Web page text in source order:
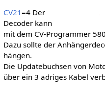
CV21=4 Der
Decoder kann
mit dem CV-Programmer
Dazu sollte der
hängen.
Die Updatebuchsen von
über ein 3 adriges Kabel